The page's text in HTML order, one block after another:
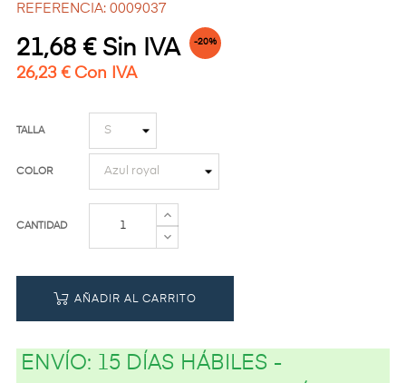
REFERENCIA: 0009037
21,68 € Sin IVA -20%
26,23 € Con IVA
TALLA
COLOR
CANTIDAD
AÑADIR AL CARRITO
ENVÍO: 15 DÍAS HÁBILES -